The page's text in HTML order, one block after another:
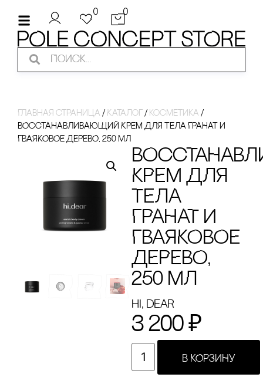
0 0
Главная страница / Каталог / косметика /
ВОссТАНАВЛИВАЮЩИЙ КРЕМ ДЛЯ ТЕЛА ГРАНАТ И
ГВАЯКОВОЕ ДЕРЕВО, 250 МЛ
КРЕМ ДЛЯ
ТЕЛА
ГРАНАТ И
ГВАЯКОВОЕ
ДЕРЕВО,
250 МЛ
hi, dear
3 200 ₽
В КОРЗИНУ